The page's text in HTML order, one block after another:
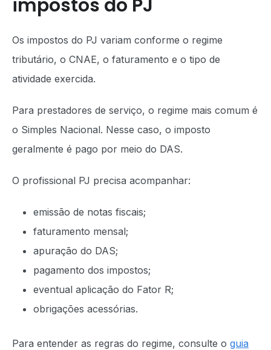
impostos do PJ
Os impostos do PJ variam conforme o regime
tributário, o CNAE, o faturamento e o tipo de
atividade exercida.
Para prestadores de serviço, o regime mais comum é
o Simples Nacional. Nesse caso, o imposto
geralmente é pago por meio do DAS.
O profissional PJ precisa acompanhar:
emissão de notas fiscais;
faturamento mensal;
apuração do DAS;
pagamento dos impostos;
eventual aplicação do Fator R;
obrigações acessórias.
Para entender as regras do regime, consulte o guia